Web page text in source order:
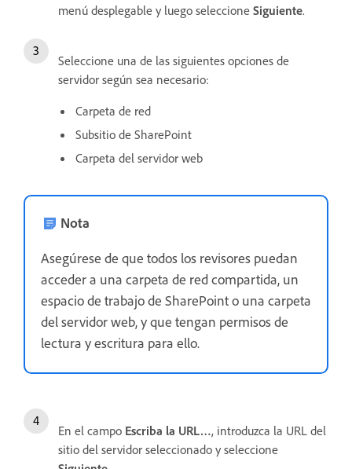
menú desplegable y luego seleccione Siguiente.
Seleccione una de las siguientes opciones de
servidor según sea necesario:
Carpeta de red
Subsitio de SharePoint
Carpeta del servidor web
Nota
Asegúrese de que todos los revisores puedan
acceder a una carpeta de red compartida, un
espacio de trabajo de SharePoint o una carpeta
del servidor web, y que tengan permisos de
lectura y escritura para ello.
En el campo Escriba la URL…, introduzca la URL del
sitio del servidor seleccionado y seleccione